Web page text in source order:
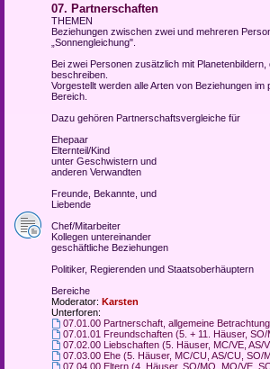
07. Partnerschaften
THEMEN
Beziehungen zwischen zwei und mehreren
„Sonnengleichung".
Bei zwei Personen zusätzlich mit Planetenbildern,
beschreiben.
Vorgestellt werden alle Arten von Beziehungen im
Bereich.
Dazu gehören Partnerschaftsvergleiche für
Ehepaar
Elternteil/Kind
unter Geschwistern und
anderen Verwandten
Freunde, Bekannte, und
Liebende
Chef/Mitarbeiter
Kollegen untereinander
geschäftliche Beziehungen
Politiker, Regierenden und Staatsoberhäuptern
Bereiche
Moderator: Karsten
Unterforen:
07.01.00 Partnerschaft, allgemeine
07.01.01 Freundschaften (5. + 11. Häuser, SO/
07.02.00 Liebschaften (5. Häuser, MC/VE, AS/
07.03.00 Ehe (5. Häuser, MC/CU, AS/CU, SO/
07.04.00 Eltern (4. Häuser, SO/MO, MO/VE,